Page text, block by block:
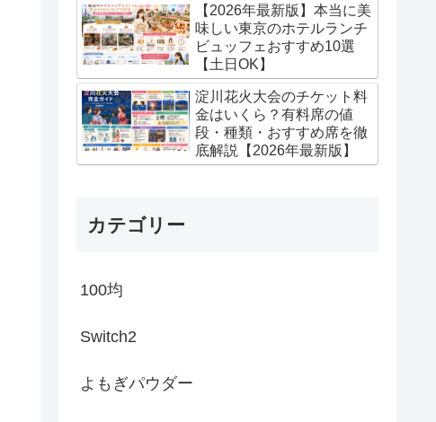
【2026年最新版】本当に美
味しい東京のホテルランチ
ビュッフェおすすめ10選
【土日OK】
淀川花火大会のチケット料
金はいくら？有料席の値
段・種類・おすすめ席を徹
底解説【2026年最新版】
カテゴリー
100均
Switch2
よもぎパウダー